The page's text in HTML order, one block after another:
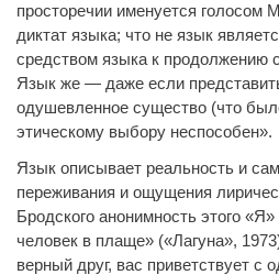
просторечии именуется голосом
диктат языка; что не язык
средством языка к продолжению
Язык же — даже если
одушевленное существо (что
этическому выбору неспособен».
Язык описывает реальность и
переживания и ощущения
Бродского анонимность этого
человек в плаще» («Лагуна»,
верный друг, вас приветствует с